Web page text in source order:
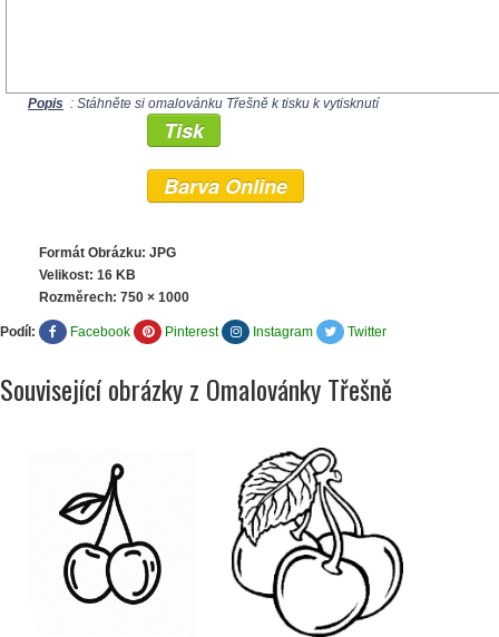
Popis : Stáhněte si omalovánku Třešně k tisku k vytisknutí
Tisk
Barva Online
Formát Obrázku: JPG
Velikost: 16 KB
Rozměrech: 750 × 1000
Podíl: Facebook Pinterest Instagram Twitter
Související obrázky z Omalovánky Třešně